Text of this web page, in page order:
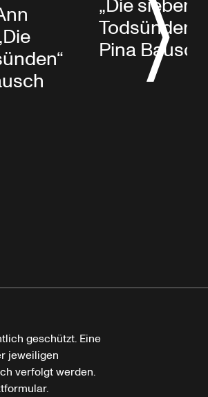
„Die sieben
Todsünden“
Pina Bausch
geschützt. Eine
jeweiligen
verfolgt werden.